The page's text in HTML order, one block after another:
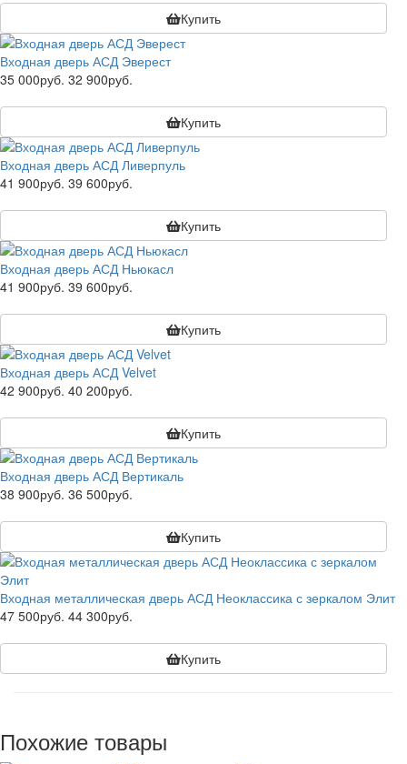
Купить
Входная дверь АСД Эверест
35 000руб. 32 900руб.
Купить
Входная дверь АСД Ливерпуль
41 900руб. 39 600руб.
Купить
Входная дверь АСД Ньюкасл
41 900руб. 39 600руб.
Купить
Входная дверь АСД Velvet
42 900руб. 40 200руб.
Купить
Входная дверь АСД Вертикаль
38 900руб. 36 500руб.
Купить
Входная металлическая дверь АСД Неоклассика с зеркалом Элит
47 500руб. 44 300руб.
Купить
Похожие товары